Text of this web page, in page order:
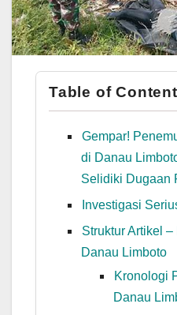
Table of
Gempar!
di Danau
Selidiki Dugaan
Investigasi
Struktur Artikel
Danau Limboto
Kronologi
Danau